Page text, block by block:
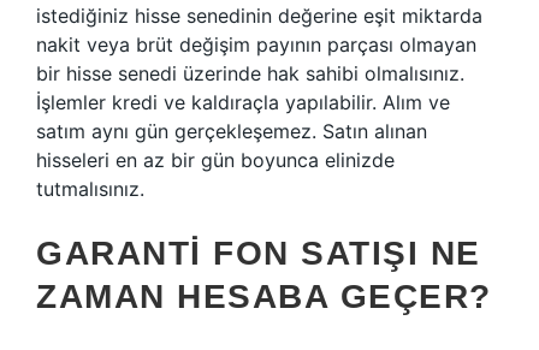
istediğiniz hisse senedinin değerine eşit miktarda
nakit veya brüt değişim payının parçası olmayan
bir hisse senedi üzerinde hak sahibi olmalısınız.
İşlemler kredi ve kaldıraçla yapılabilir. Alım ve
satım aynı gün gerçekleşemez. Satın alınan
hisseleri en az bir gün boyunca elinizde
tutmalısınız.
GARANTI FON SATIŞI NE
ZAMAN HESABA GEÇER?